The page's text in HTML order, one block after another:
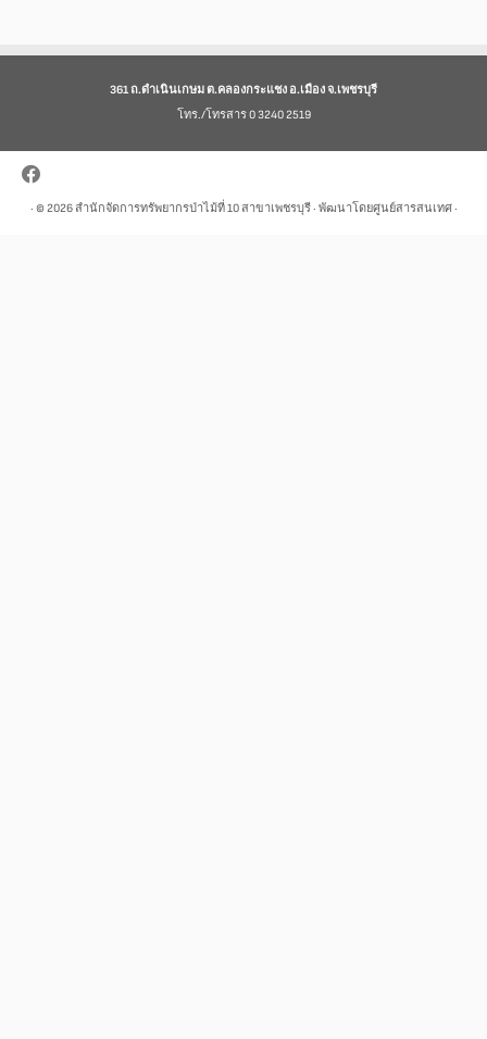
361 ถ.ดำเนินเกษม ต.คลองกระแชง อ.เมือง จ.เพชรบุรี
โทร./โทรสาร 0 3240 2519
· © 2026สำนักจัดการทรัพยากรป่าไม้ที่ 10 สาขาเพชรบุรี· พัฒนาโดยศูนย์สารสนเทศ ·